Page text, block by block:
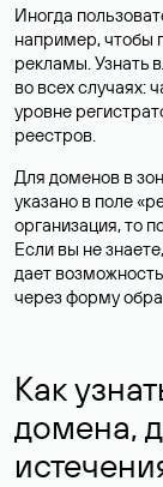
Иногда
например, чтобы
рекламы. Узнать
во всех случаях:
уровне
реестров.
Для доменов в
указано в поле
организация, то
Если вы не
дает
через форму
Как
домена,